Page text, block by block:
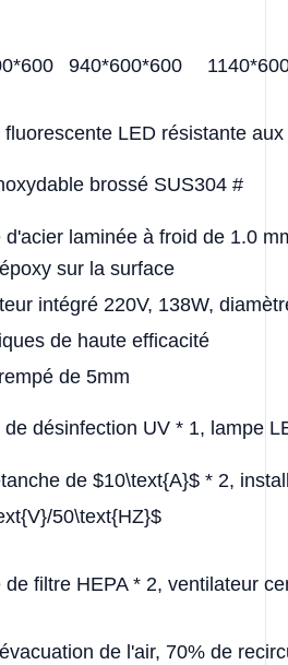
940*600*600
fluorescente LED résistante
brossé SUS304 #
d'acier laminée à froid de 1.0
sur la surface
intégré 220V, 138W,
de haute efficacité
de 5mm
de désinfection UV * 1, lampe
de $10\text{A}$ * 2,
50\text{HZ}$
de filtre HEPA * 2, ventilateur
de l'air, 70% de